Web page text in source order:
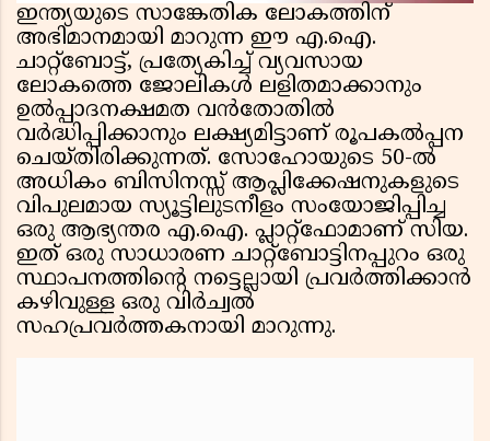
ഇന്ത്യയുടെ സാങ്കേതിക ലോകത്തിന്
അഭിമാനമായി മാറുന്ന ഈ എ.ഐ.
ചാറ്റ്‌ബോട്ട്, പ്രത്യേകിച്ച് വ്യവസായ
ലോകത്തെ ജോലികൾ ലളിതമാക്കാനും
ഉൽപ്പാദനക്ഷമത വൻതോതിൽ
വർദ്ധിപ്പിക്കാനും ലക്ഷ്യമിട്ടാണ് രൂപകൽപ്പന
ചെയ്തിരിക്കുന്നത്. സോഹോയുടെ 50-ൽ
അധികം ബിസിനസ്സ് ആപ്ലിക്കേഷനുകളുടെ
വിപുലമായ സ്യൂട്ടിലുടനീളം സംയോജിപ്പിച്ച
ഒരു ആഭ്യന്തര എ.ഐ. പ്ലാറ്റ്‌ഫോമാണ് സിയ.
ഇത് ഒരു സാധാരണ ചാറ്റ്‌ബോട്ടിനപ്പുറം ഒരു
സ്ഥാപനത്തിന്റെ നട്ടെല്ലായി പ്രവർത്തിക്കാൻ
കഴിവുള്ള ഒരു വിർച്വൽ
സഹപ്രവർത്തകനായി മാറുന്നു.